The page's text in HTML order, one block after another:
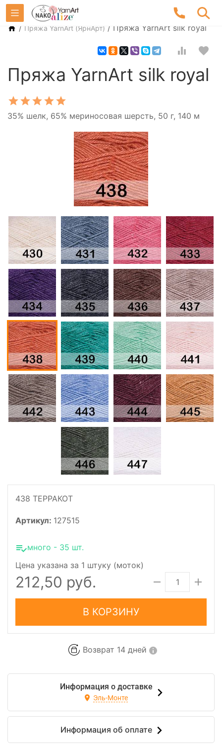
/ Пряжа YarnArt (ЯрнАрт) / Пряжа YarnArt silk royal
Пряжа YarnArt silk royal
35% шелк, 65% мериносовая шерсть, 50 г, 140 м
438 ТЕРРАКОТ
Артикул: 127515
Цена указана за 1 штуку (моток)
много - 35 шт.
212,50 руб.
В КОРЗИНУ
Возврат 14 дней
Информация о доставке
Эль-Монте
Информация об оплате